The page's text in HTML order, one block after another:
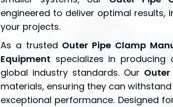
engineered to deliver optimal
your projects.
As a trusted Outer Pipe Clamp
Equipment specializes in
global industry standards. Our
materials, ensuring they can
exceptional performance. Designed